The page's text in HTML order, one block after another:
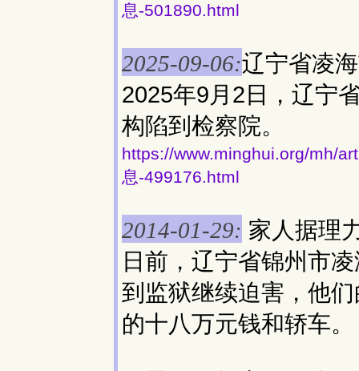
息-501890.html
2025-09-06:辽宁省凌
2025年9月2日，辽宁
构陷到检察院。
https://www.minghui.org/mh/
息-499176.html
2014-01-29: 家人据理
日前，辽宁省锦州市
到监狱继续迫害，他
的十八万元钱和轿车。